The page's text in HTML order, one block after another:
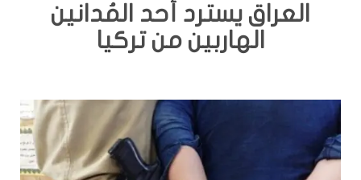
العراق يسترد أحد المُدانين
الهاربين من تركيا